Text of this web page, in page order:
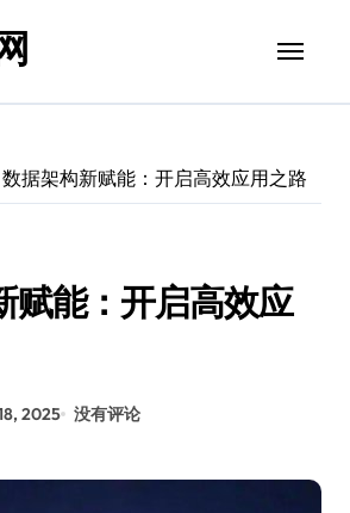
数据架构新赋能：开启高效应用之路
赋能：开启高效应
2025 没有评论